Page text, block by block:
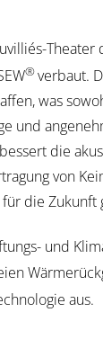
®verbaut.
was
und
die
von
die Zukunft
und
aus.